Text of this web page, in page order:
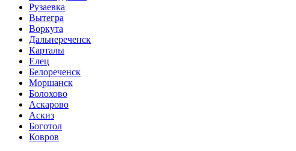
Рузаевка
Вытегра
Воркута
Дальнереченск
Карталы
Елец
Белореченск
Моршанск
Болохово
Аскарово
Аскиз
Боготол
Ковров